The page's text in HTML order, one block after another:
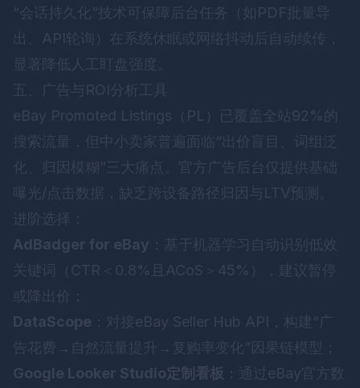
“会话持久化”技术可保障后台任务（如PDF批量导
出、API轮询）在系统休眠或网络抖动后自动续传，
显著降低人工盯盘强度。
五、广告与ROI分析工具
eBay Promoted Listings（PL）已覆盖全站92%的
搜索流量，但中小卖家普遍面临“出价盲目、词组泛
化、归因模糊”三大痛点。官方广告后台仅提供基础
曝光/点击数据，缺乏跨设备路径归因与LTV预测。
进阶选择：
AdBadger for eBay ：基于机器学习自动识别低效
关键词（CTR＜0.8%且ACoS＞45%），建议暂停
或降出价；
DataScope ：对接eBay Seller Hub API，构建“广
告花费→自然流量提升→复购率变化”因果链模型；
Google Looker Studio定制看板 ：通过eBay官方数